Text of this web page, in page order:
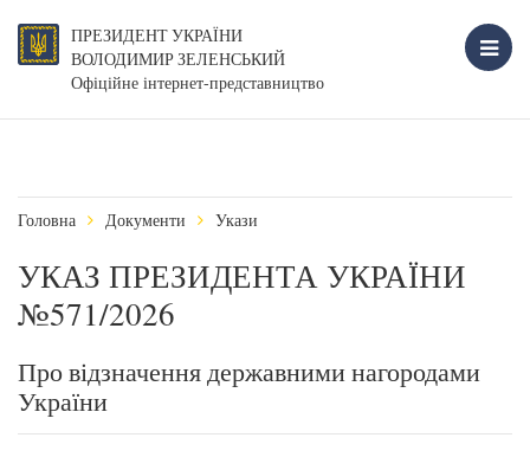
ПРЕЗИДЕНТ УКРАЇНИ
ВОЛОДИМИР ЗЕЛЕНСЬКИЙ
Офіційне інтернет-представництво
Головна Документи Укази
УКАЗ ПРЕЗИДЕНТА УКРАЇНИ
№571/2026
Про відзначення державними нагородами
України